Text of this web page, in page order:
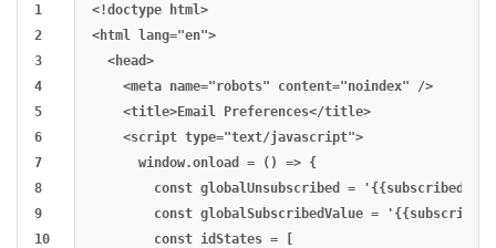
1
2
3
4
5
6
7
8
9
10
<!doctype html>
<html lang="en">
  <head>
    <meta name="robots" content="noindex" />
    <title>Email Preferences</title>
    <script type="text/javascript">
      window.onload = () => {
const globalUnsubscribed =
const globalSubscribedValue =
        const idStates = [